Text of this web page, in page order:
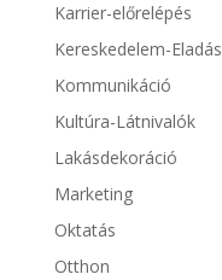
Karrier-előrelépés
Kereskedelem-Eladás
Kommunikáció
Kultúra-Látnivalók
Lakásdekoráció
Marketing
Oktatás
Otthon